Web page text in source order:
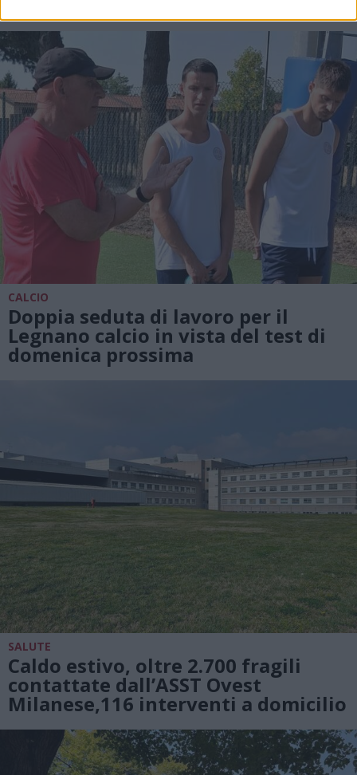
CALCIO
Doppia seduta di lavoro per il
Legnano calcio in vista del test di
domenica prossima
SALUTE
Caldo estivo, oltre 2.700 fragili
contattate dall’ASST Ovest
Milanese,116 interventi a domicilio